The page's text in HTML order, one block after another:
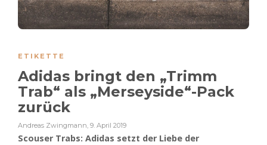
ETIKETTE
Adidas bringt den „Trimm
Trab“ als „Merseyside“-Pack
zurück
Andreas Zwingmann, 9. April 2019
Scouser Trabs: Adidas setzt der Liebe der